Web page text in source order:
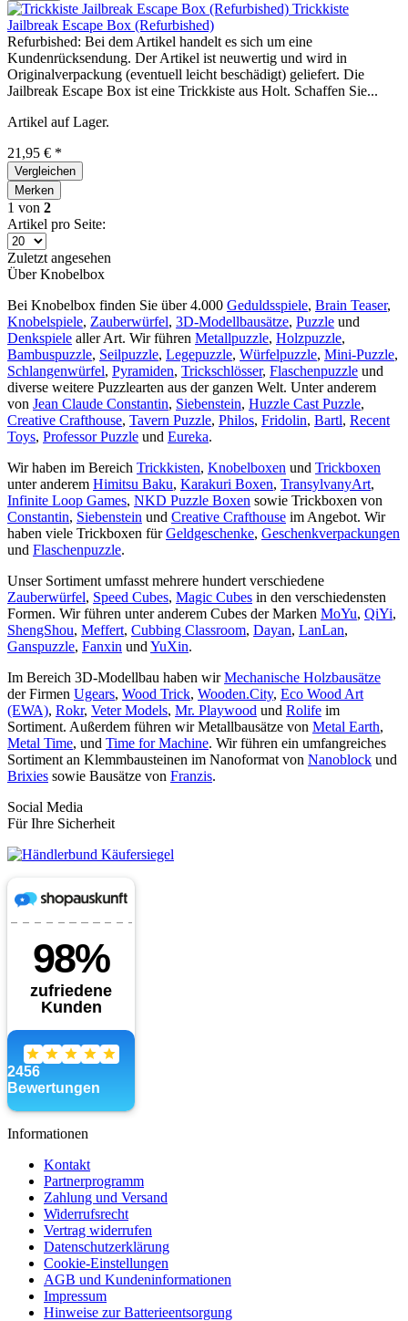
Trickkiste
Jailbreak Escape Box (Refurbished)
Refurbished: Bei dem Artikel handelt es sich um eine
Kundenrücksendung. Der Artikel ist neuwertig und wird in
Originalverpackung (eventuell leicht beschädigt) geliefert. Die
Jailbreak Escape Box ist eine Trickkiste aus Holt. Schaffen Sie...
Artikel auf Lager.
21,95 € *
Vergleichen
Merken
1 von 2
Artikel pro Seite:
Zuletzt angesehen
Über Knobelbox
Bei Knobelbox finden Sie über 4.000 Geduldsspiele, Brain Teaser,
Knobelspiele, Zauberwürfel, 3D-Modellbausätze, Puzzle und
Denkspiele aller Art. Wir führen Metallpuzzle, Holzpuzzle,
Bambuspuzzle, Seilpuzzle, Legepuzzle, Würfelpuzzle, Mini-Puzzle,
Schlangenwürfel, Pyramiden, Trickschlösser, Flaschenpuzzle und
diverse weitere Puzzlearten aus der ganzen Welt. Unter anderem
von Jean Claude Constantin, Siebenstein, Huzzle Cast Puzzle,
Creative Crafthouse, Tavern Puzzle, Philos, Fridolin, Bartl, Recent
Toys, Professor Puzzle und Eureka.
Wir haben im Bereich Trickkisten, Knobelboxen und Trickboxen
unter anderem Himitsu Baku, Karakuri Boxen, TransylvanyArt,
Infinite Loop Games, NKD Puzzle Boxen sowie Trickboxen von
Constantin, Siebenstein und Creative Crafthouse im Angebot. Wir
haben viele Trickboxen fürGeldgeschenke, Geschenkverpackungen
und Flaschenpuzzle.
Unser Sortiment umfasst mehrere hundert verschiedene
Zauberwürfel, Speed Cubes, Magic Cubes in den verschiedensten
Formen. Wir führen unter anderem Cubes der Marken MoYu, QiYi,
ShengShou, Meffert, Cubbing Classroom, Dayan, LanLan,
Ganspuzzle, Fanxin und YuXin.
Im Bereich 3D-Modellbau haben wirMechanische Holzbausätze
der Firmen Ugears, Wood Trick, Wooden.City, Eco Wood Art
(EWA), Rokr, Veter Models, Mr. Playwood und Rolife im
Sortiment. Außerdem führen wir Metallbausätze von Metal Earth,
Metal Time, und Time for Machine. Wir führen ein umfangreiches
Sortiment an Klemmbausteinen im Nanoformat von Nanoblock und
Brixies sowie Bausätze von Franzis.
Social Media
Für Ihre Sicherheit
Informationen
Kontakt
Partnerprogramm
Zahlung und Versand
Widerrufsrecht
Vertrag widerrufen
Datenschutzerklärung
Cookie-Einstellungen
AGB und Kundeninformationen
Impressum
Hinweise zur Batterieentsorgung